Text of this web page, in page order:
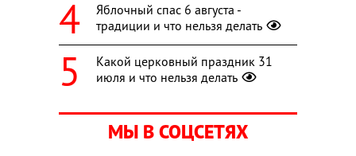
Яблочный спас 6 августа -
традиции и что нельзя делать
Какой церковный праздник 31
июля и что нельзя делать
МЫ В СОЦСЕТЯХ